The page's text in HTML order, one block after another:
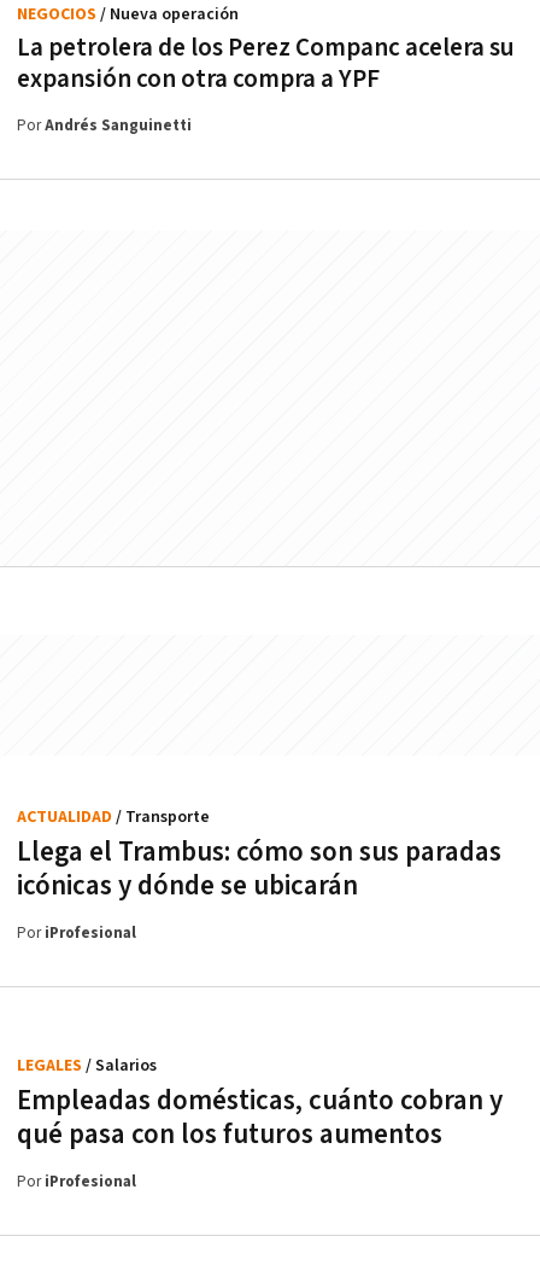
La petrolera de los Perez Companc acelera su
expansión con otra compra a YPF
NEGOCIOS / Nueva operación
PorAndrés Sanguinetti
Llega el Trambus: cómo son sus paradas
icónicas y dónde se ubicarán
ACTUALIDAD / Transporte
PoriProfesional
Empleadas domésticas, cuánto cobran y
qué pasa con los futuros aumentos
LEGALES / Salarios
PoriProfesional